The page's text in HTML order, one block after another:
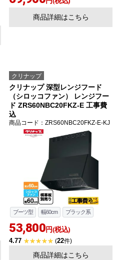
商品詳細はこちら
クリナップ
クリナップ 深型レンジフード
（シロッコファン） レンジフー
ド ZRS60NBC20FKZ-E 工事費
込
商品コード ：ZRS60NBC20FKZ-E-KJ
ブーツ型 幅60cm ブラック系
53,800円(税込)
4.77 (22件)
商品詳細はこちら